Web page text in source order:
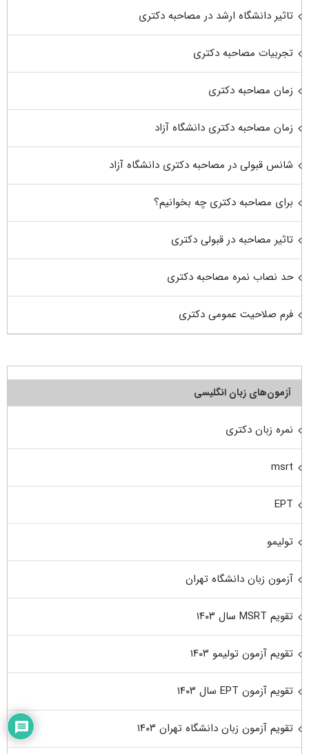
تاثیر دانشگاه ارشد در مصاحبه دکتری
تجربیات مصاحبه دکتری
زمان مصاحبه دکتری
زمان مصاحبه دکتری دانشگاه آزاد
شانس قبولی در مصاحبه دکتری دانشگاه آزاد
برای مصاحبه دکتری چه بخوانیم؟
تاثیر مصاحبه در قبولی دکتری
حد نصاب نمره مصاحبه دکتری
فرم صلاحیت عمومی دکتری
آزمون‌های زبان انگلیسی
نمره زبان دکتری
msrt
EPT
تولیمو
آزمون زبان دانشگاه تهران
تقویم MSRT سال ۱۴۰۳
تقویم آزمون تولیمو ۱۴۰۳
تقویم آزمون EPT سال ۱۴۰۳
تقویم آزمون زبان دانشگاه تهران ۱۴۰۳